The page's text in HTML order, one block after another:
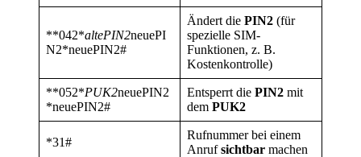
**042*altePIN2neuePI
N2*neuePIN2#
Ändert die PIN2 (für
spezielle SIM-
Funktionen, z. B.
Kostenkontrolle)
**052*PUK2neuePIN2
*neuePIN2#
Entsperrt die PIN2 mit
dem PUK2
*31#
Rufnummer bei einem
Anrufsichtbar machen